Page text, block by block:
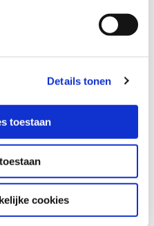
Details tonen
toestaan
cookies
met een beperking en
pm.
steden zomer 2021
in de meest kwetsbare
het gaat over de
en problemen in wijken,